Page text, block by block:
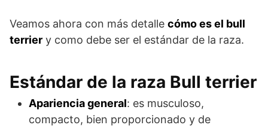
Veamos ahora con más detalle cómo es el bull
terrier y como debe ser el estándar de la raza.
Estándar de la raza Bull terrier
Apariencia general: es musculoso,
compacto, bien proporcionado y de